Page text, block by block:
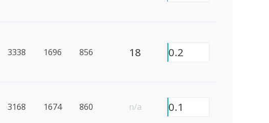
3338 1696 856 18 0.2
3168 1674 860 n/a 0.1